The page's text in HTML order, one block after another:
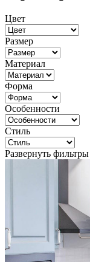
Цвет
Размер
Материал
Форма
Особенности
Стиль
Развернуть фильтры